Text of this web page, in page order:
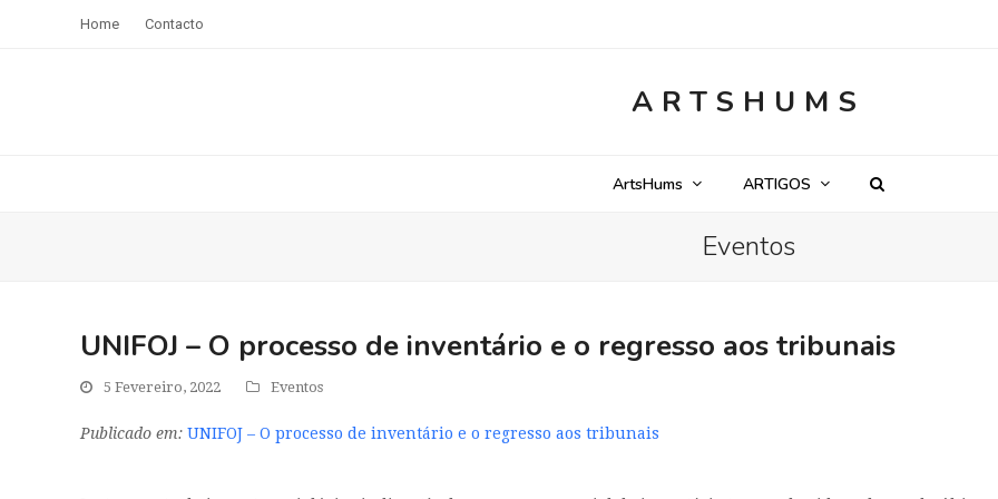
Home Contacto
ARTSHUMS
ArtsHums ARTIGOS
Eventos
UNIFOJ – O processo de inventário e o regresso aos tribunais
5 Fevereiro, 2022 Eventos
Publicado em: UNIFOJ – O processo de inventário e o regresso aos tribunais